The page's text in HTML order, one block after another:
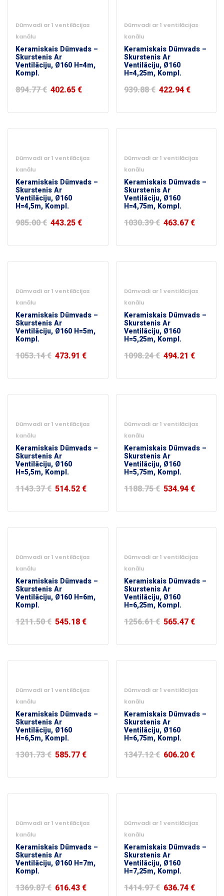
Dūmvadi ar 1 ventilācijas
kanālu
Keramiskais Dūmvads –
Skurstenis Ar
Ventilāciju, Ø160 H=4m,
Kompl.
894.77€ 402.65€
Dūmvadi ar 1 ventilācijas
kanālu
Keramiskais Dūmvads –
Skurstenis Ar
Ventilāciju, Ø160
H=4,25m, Kompl.
939.88€ 422.94€
Dūmvadi ar 1 ventilācijas
kanālu
Keramiskais Dūmvads –
Skurstenis Ar
Ventilāciju, Ø160
H=4,5m, Kompl.
985.00€ 443.25€
Dūmvadi ar 1 ventilācijas
kanālu
Keramiskais Dūmvads –
Skurstenis Ar
Ventilāciju, Ø160
H=4,75m, Kompl.
1030.39€ 463.67€
Dūmvadi ar 1 ventilācijas
kanālu
Keramiskais Dūmvads –
Skurstenis Ar
Ventilāciju, Ø160 H=5m,
Kompl.
1053.14€ 473.91 €
Dūmvadi ar 1 ventilācijas
kanālu
Keramiskais Dūmvads –
Skurstenis Ar
Ventilāciju, Ø160
H=5,25m, Kompl.
1098.24€ 494.21 €
Dūmvadi ar 1 ventilācijas
kanālu
Keramiskais Dūmvads –
Skurstenis Ar
Ventilāciju, Ø160
H=5,5m, Kompl.
1143.37€ 514.52€
Dūmvadi ar 1 ventilācijas
kanālu
Keramiskais Dūmvads –
Skurstenis Ar
Ventilāciju, Ø160
H=5,75m, Kompl.
1188.75€ 534.94€
Dūmvadi ar 1 ventilācijas
kanālu
Keramiskais Dūmvads –
Skurstenis Ar
Ventilāciju, Ø160 H=6m,
Kompl.
1211.50€ 545.18€
Dūmvadi ar 1 ventilācijas
kanālu
Keramiskais Dūmvads –
Skurstenis Ar
Ventilāciju, Ø160
H=6,25m, Kompl.
1256.61€ 565.47€
Dūmvadi ar 1 ventilācijas
kanālu
Keramiskais Dūmvads –
Skurstenis Ar
Ventilāciju, Ø160
H=6,5m, Kompl.
1301.73€ 585.77€
Dūmvadi ar 1 ventilācijas
kanālu
Keramiskais Dūmvads –
Skurstenis Ar
Ventilāciju, Ø160
H=6,75m, Kompl.
1347.12€ 606.20€
Dūmvadi ar 1 ventilācijas
kanālu
Keramiskais Dūmvads –
Skurstenis Ar
Ventilāciju, Ø160 H=7m,
Kompl.
1369.87€ 616.43€
Dūmvadi ar 1 ventilācijas
kanālu
Keramiskais Dūmvads –
Skurstenis Ar
Ventilāciju, Ø160
H=7,25m, Kompl.
1414.97€ 636.74€